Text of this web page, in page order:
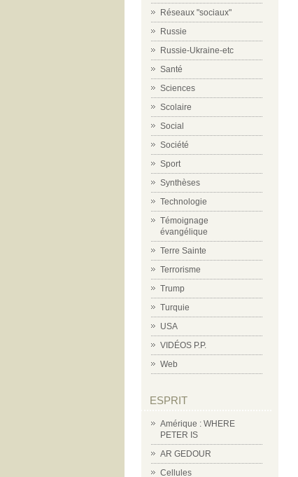
Réseaux "sociaux"
Russie
Russie-Ukraine-etc
Santé
Sciences
Scolaire
Social
Société
Sport
Synthèses
Technologie
Témoignage
évangélique
Terre Sainte
Terrorisme
Trump
Turquie
USA
VIDÉOS P.P.
Web
ESPRIT
Amérique : WHERE
PETER IS
AR GEDOUR
Cellules